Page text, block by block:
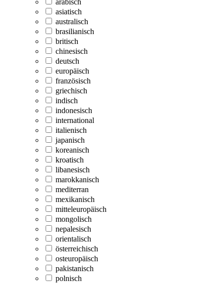
asiatisch
australisch
brasilianisch
britisch
chinesisch
deutsch
europäisch
französisch
griechisch
indisch
indonesisch
international
italienisch
japanisch
koreanisch
kroatisch
libanesisch
marokkanisch
mediterran
mexikanisch
mitteleuropäisch
mongolisch
nepalesisch
orientalisch
österreichisch
osteuropäisch
pakistanisch
polnisch